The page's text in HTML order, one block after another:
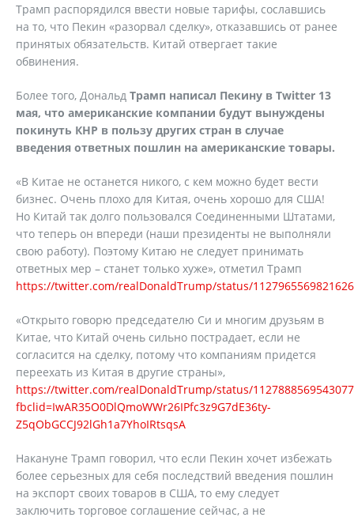
Трамп распорядился ввести новые тарифы, сославшись
на то, что Пекин «разорвал сделку», отказавшись от ранее
принятых обязательств. Китай отвергает такие
обвинения.
Более того, Дональд Трамп написал Пекину в Twitter 13
мая, что американские компании будут вынуждены
покинуть КНР в пользу других стран в случае
введения ответных пошлин на американские товары.
«В Китае не останется никого, с кем можно будет вести
бизнес. Очень плохо для Китая, очень хорошо для США!
Но Китай так долго пользовался Соединенными Штатами,
что теперь он впереди (наши президенты не выполняли
свою работу). Поэтому Китаю не следует принимать
ответных мер – станет только хуже», отметил Трамп
https://twitter.com/realDonaldTrump/status/
«Открыто говорю председателю Си и многим друзьям в
Китае, что Китай очень сильно пострадает, если не
согласится на сделку, потому что компаниям придется
переехать из Китая в другие страны»,
https://twitter.com/realDonaldTrump/status/
fbclid=IwAR35O0DlQmoWWr26IPfc3z9G7dE36ty-
Z5qObGCCJ92lGh1a7YhoIRtsqsA
Накануне Трамп говорил, что если Пекин хочет избежать
более серьезных для себя последствий введения пошлин
на экспорт своих товаров в США, то ему следует
заключить торговое соглашение сейчас, а не